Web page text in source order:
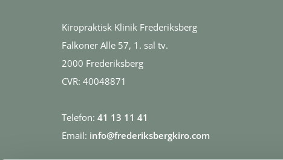
Kiropraktisk Klinik Frederiksberg
Falkoner Alle 57, 1. sal tv.
2000 Frederiksberg
CVR: 40048871
Telefon: 41 13 11 41
Email: info@frederiksbergkiro.com